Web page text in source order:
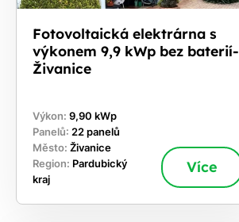
Fotovoltaická elektrárna s
výkonem 9,9 kWp bez baterií-
Živanice
Výkon: 9,90 kWp
Panelů: 22 panelů
Město: Živanice
Region: Pardubický
kraj
Více